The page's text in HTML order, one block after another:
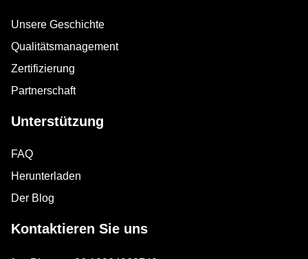
Unsere Geschichte
Qualitätsmanagement
Zertifizierung
Partnerschaft
Unterstützung
FAQ
Herunterladen
Der Blog
Kontaktieren Sie uns